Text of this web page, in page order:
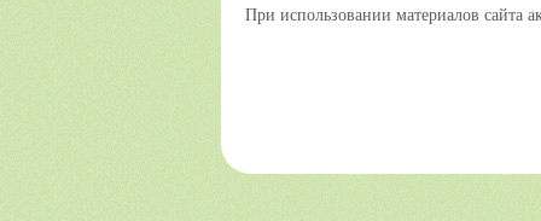
При использовании материалов сайта